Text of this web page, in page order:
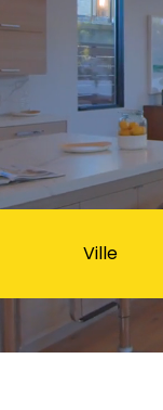
Ville